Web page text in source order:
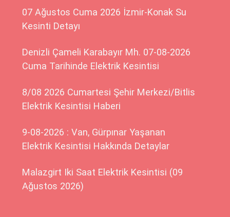
07 Ağustos Cuma 2026 İzmir-Konak Su
Kesinti Detayı
Denizli Çameli Karabayır Mh. 07-08-2026
Cuma Tarihinde Elektrik Kesintisi
8/08 2026 Cumartesi Şehir Merkezi/Bitlis
Elektrik Kesintisi Haberi
9-08-2026 : Van, Gürpınar Yaşanan
Elektrik Kesintisi Hakkında Detaylar
Malazgirt Iki Saat Elektrik Kesintisi (09
Ağustos 2026)